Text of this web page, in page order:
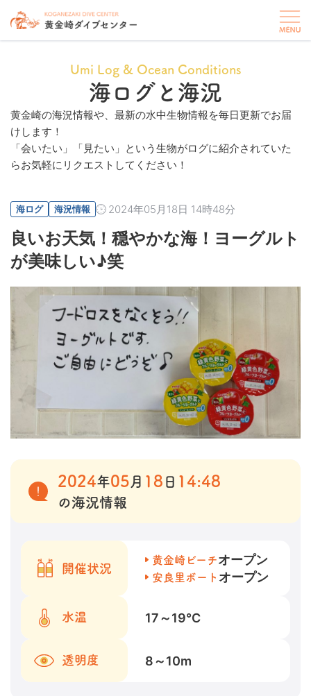
Umi Log & Ocean Conditions
海ログと海況
黄金崎の海況情報や、最新の水中生物情報を毎日更新でお届
けします！
「会いたい」「見たい」という生物がログに紹介されていた
らお気軽にリクエストしてください！
海ログ 海況情報 2024年05月18日 14時48分
良いお天気！穏やかな海！ヨーグルト
が美味しい♪笑
2024年05 月 18 日 14:48
の海況情報
開催状況
黄金崎ビーチオープン
安良里ボート オープン
水温 17～19℃
透明度 8～10m